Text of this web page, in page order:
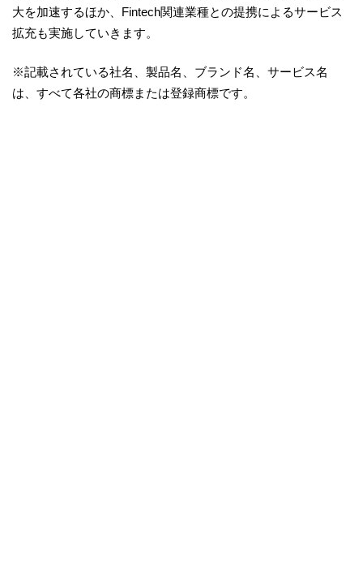
大を加速するほか、Fintech関連業種との提携によるサービス
拡充も実施していきます。
※記載されている社名、製品名、ブランド名、サービス名
は、すべて各社の商標または登録商標です。